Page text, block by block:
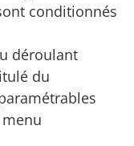
conditionnés
déroulant
du